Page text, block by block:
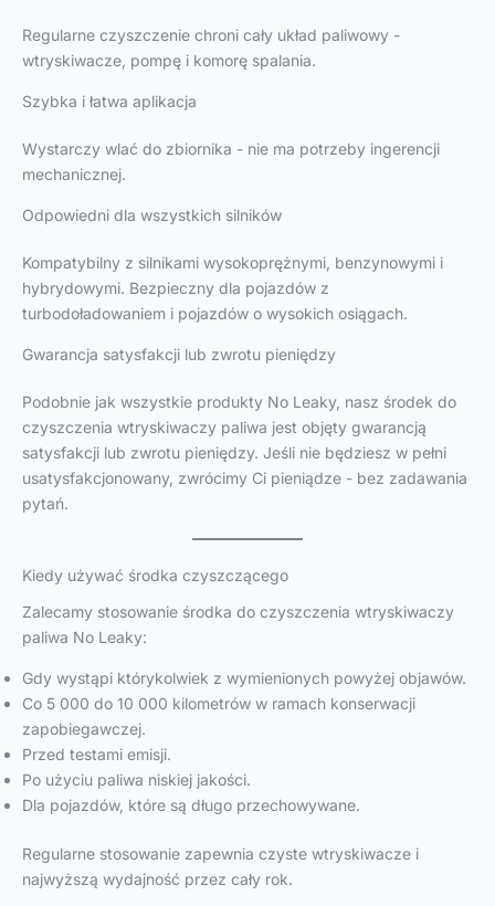
Regularne czyszczenie chroni cały układ paliwowy -
wtryskiwacze, pompę i komorę spalania.
Szybka i łatwa aplikacja
Wystarczy wlać do zbiornika - nie ma potrzeby ingerencji
mechanicznej.
Odpowiedni dla wszystkich silników
Kompatybilny z silnikami wysokoprężnymi, benzynowymi i
hybrydowymi. Bezpieczny dla pojazdów z
turbodoładowaniem i pojazdów o wysokich osiągach.
Gwarancja satysfakcji lub zwrotu pieniędzy
Podobnie jak wszystkie produkty No Leaky, nasz środek do
czyszczenia wtryskiwaczy paliwa jest objęty gwarancją
satysfakcji lub zwrotu pieniędzy. Jeśli nie będziesz w pełni
usatysfakcjonowany, zwrócimy Ci pieniądze - bez zadawania
pytań.
Kiedy używać środka czyszczącego
Zalecamy stosowanie środka do czyszczenia wtryskiwaczy
paliwa No Leaky:
Gdy wystąpi którykolwiek z wymienionych powyżej objawów.
Co 5 000 do 10 000 kilometrów w ramach konserwacji
zapobiegawczej.
Przed testami emisji.
Po użyciu paliwa niskiej jakości.
Dla pojazdów, które są długo przechowywane.
Regularne stosowanie zapewnia czyste wtryskiwacze i
najwyższą wydajność przez cały rok.